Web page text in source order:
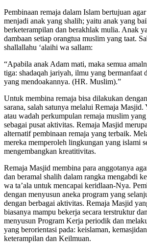
Pembinaan remaja dalam Islam bertujuan
menjadi anak yang shalih; yaitu anak yang
berketerampilan dan berakhlak mulia. Anak
dambaan setiap orangtua muslim yang taat.
shallallahu ‘alaihi wa sallam:
“Apabila anak Adam mati, maka semua
tiga: shadaqah jariyah, ilmu yang bermanfaat
yang mendoakannya. (HR. Muslim).”
Untuk membina remaja bisa dilakukan
sarana, salah satunya melalui Remaja Masjid.
atau wadah perkumpulan remaja muslim
sebagai pusat aktivitas. Remaja Masjid
alternatif pembinaan remaja yang terbaik.
mereka memperoleh lingkungan yang islami
mengembangkan kreatitivitas.
Remaja Masjid membina para anggotanya
dan beramal shalih dalam rangka mengabdi
wa ta’ala untuk mencapai keridlaan-Nya.
dengan menyusun aneka program yang
dengan berbagai aktivitas. Remaja Masjid
biasanya mampu bekerja secara terstruktur
menyusun Program Kerja periodik dan
yang berorientasi pada: keislaman,
keterampilan dan Keilmuan.